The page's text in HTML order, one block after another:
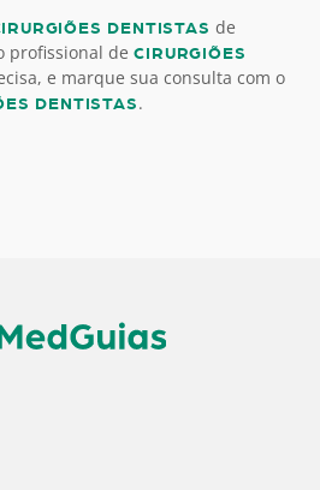
DENTISTAS de
profissional deCIRURGIÕES
e marque sua consulta com o
DENTISTAS .